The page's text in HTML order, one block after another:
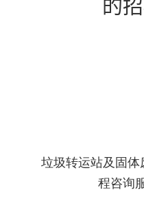
的
垃圾转运站及固
程咨询